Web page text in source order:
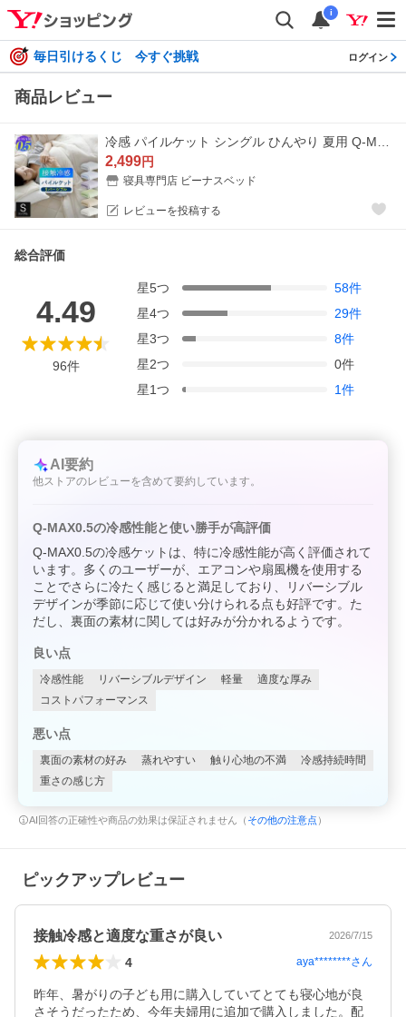
i
毎日引けるくじ 今すぐ挑戦 ログイン
商品レビュー
2,499円
寝具専門店 ビーナスベッド
レビューを投稿する
総合評価
4.49
96件
星5つ 58件
星4つ 29件
星3つ 8件
星2つ 0件
星1つ 1件
AI要約
他ストアのレビューを含めて要約しています。
Q-MAX0.5の冷感性能と使い勝手が高評価
Q-MAX0.5の冷感ケットは、特に冷感性能が高く評価されて
います。多くのユーザーが、エアコンや扇風機を使用する
ことでさらに冷たく感じると満足しており、リバーシブル
デザインが季節に応じて使い分けられる点も好評です。た
だし、裏面の素材に関しては好みが分かれるようです。
良い点
冷感性能 リバーシブルデザイン 軽量
適度な厚み
コストパフォーマンス
悪い点
裏面の素材の好み 蒸れやすい 触り心地の不満
冷感持続時間
重さの感じ方
AI回答の正確性や商品の効果は保証されません（ その他の注意点 ）
ピックアップレビュー
接触冷感と適度な重さが良い 2026/7/15
4 aya********さん
昨年、暑がりの子ども用に購入していてとても寝心地が良
さそうだったため、今年夫婦用に追加で購入しました。配